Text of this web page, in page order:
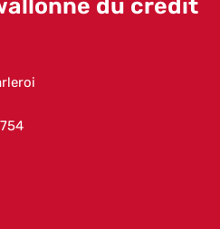
du crédit